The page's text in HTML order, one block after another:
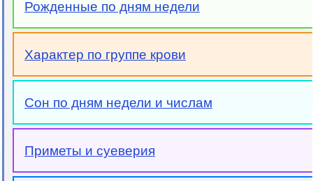
Рожденные по дням недели
Характер по группе крови
Сон по дням недели и числам
Приметы и суеверия